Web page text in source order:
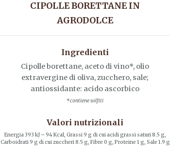
CIPOLLE BORETTANE IN
AGRODOLCE
Ingredienti
Cipolle borettane, aceto di vino*, olio
extravergine di oliva, zucchero, sale;
antiossidante: acido ascorbico
*contiene solfiti
Valori nutrizionali
Energia 393 kJ – 94 Kcal, Grassi 9 g di cui acidi grassi saturi 8.5 g,
Carboidrati 9 g di cui zuccheri 8.5 g, Fibre 0 g, Proteine 1 g, Sale 1.9 g